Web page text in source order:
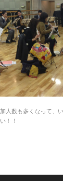
人数も多くなって、
！！